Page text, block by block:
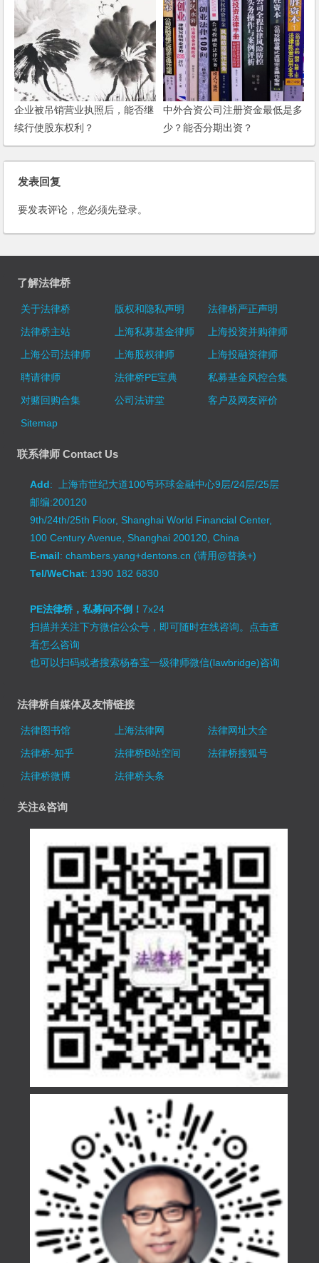
企业被吊销营业执照后，能否继
续行使股东权利？
中外合资公司注册资金最低是多
少？能否分期出资？
发表回复
要发表评论，您必须先登录。
了解法律桥
关于法律桥 版权和隐私声明
法律桥严正声明
法律桥主站
上海私募基金律师
上海投资并购律师
上海公司法律师
上海股权律师
上海投融资律师
聘请律师
法律桥PE宝典
私募基金风控合集
对赌回购合集
公司法讲堂
客户及网友评价
Sitemap
联系律师 Contact Us
Add: 上海市世纪大道100号环球金融中心9层/24层/25层
邮编:200120
9th/24th/25th Floor, Shanghai World Financial Center,
100 Century Avenue, Shanghai 200120, China
E-mail: chambers.yang+dentons.cn (请用@替换+)
Tel/WeChat: 1390 182 6830
PE法律桥，私募问不倒！7x24
扫描并关注下方微信公众号，即可随时在线咨询。 点击查
看怎么咨询
也可以扫码或者搜索杨春宝一级律师微信(lawbridge)咨询
法律桥自媒体及友情链接
法律图书馆 上海法律网
法律网址大全
法律桥-知乎
法律桥B站空间
法律桥搜狐号
法律桥微博
法律桥头条
关注&咨询